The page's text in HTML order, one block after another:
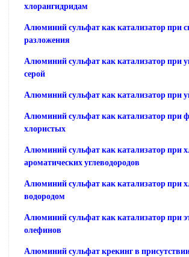
хлорангидридам
Алюминий сульфат как катализатор при
разложения
Алюминий сульфат как катализатор при
серой
Алюминий сульфат как катализатор при
Алюминий сульфат как катализатор при
хлористых
Алюминий сульфат как катализатор при
ароматических углеводородов
Алюминий сульфат как катализатор при
водородом
Алюминий сульфат как катализатор при
олефинов
Алюминий сульфат крекинг в